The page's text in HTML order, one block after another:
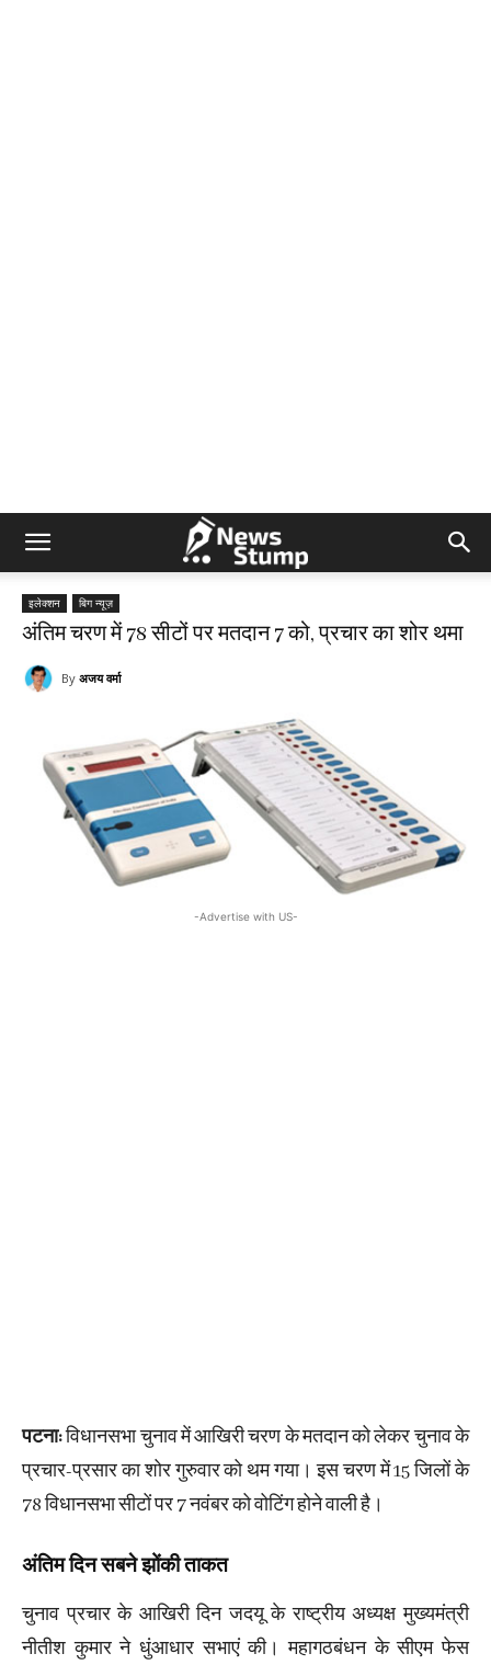
इलेक्शन बिग न्यूज़
अंतिम चरण में 78 सीटों पर मतदान 7 को, प्रचार का शोर थमा
By अजय वर्मा
-Advertise with US-
पटना:विधानसभा चुनाव में आखिरी चरण के मतदान को लेकर चुनाव के
प्रचार-प्रसार का शोर गुरुवार को थम गया। इस चरण में 15 जिलों के
78 विधानसभा सीटों पर 7 नवंबर को वोटिंग होने वाली है।
अंतिम दिन सबने झोंकी ताकत
चुनाव प्रचार के आखिरी दिन जदयू के राष्ट्रीय अध्यक्ष मुख्यमंत्री
नीतीश कुमार ने धुंआधार सभाएं की। महागठबंधन के सीएम फेस